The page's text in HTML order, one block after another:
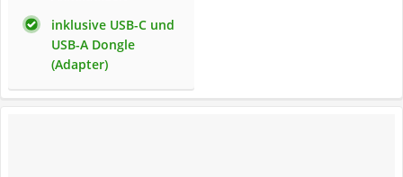
inklusive USB-C und
USB-A Dongle
(Adapter)